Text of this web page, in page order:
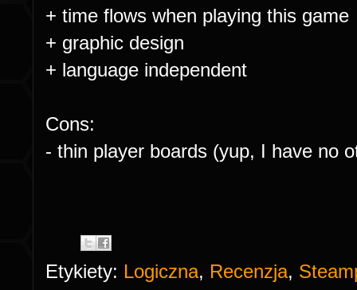
+ time flows when playing this game
+ graphic design
+ language independent
Cons:
- thin player boards (yup, I have no
Etykiety: Logiczna, Recenzja,